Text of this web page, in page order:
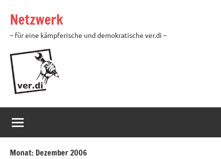
Inhalt
springen
Netzwerk
– für eine kämpferische und demokratische ver.di –
Monat: Dezember 2006